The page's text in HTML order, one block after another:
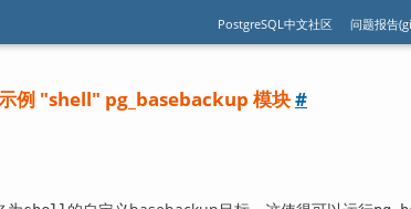
PostgreSQL中文社区 问题报告
例 "shell" pg_basebackup 模块#